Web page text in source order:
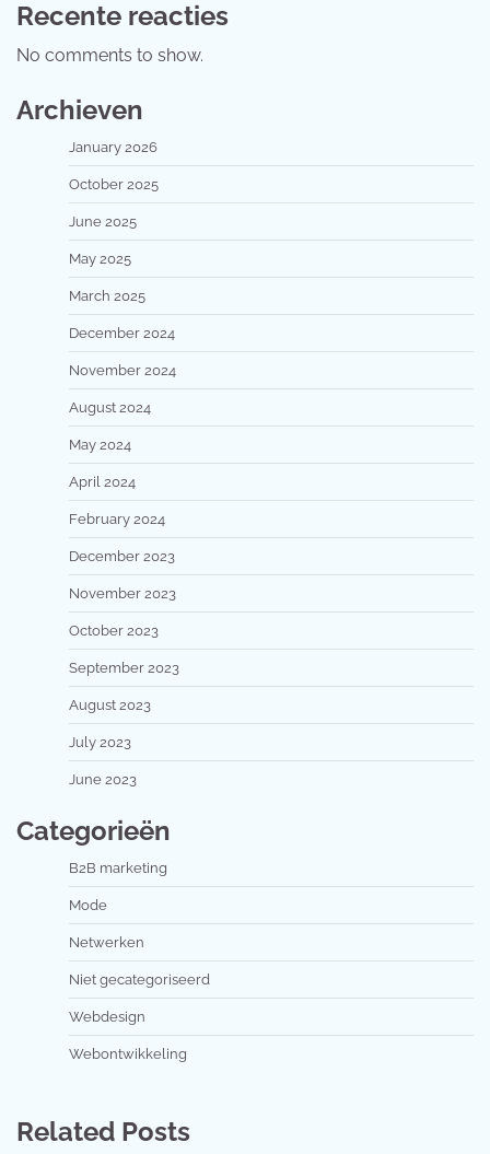
Recente reacties
No comments to show.
Archieven
January 2026
October 2025
June 2025
May 2025
March 2025
December 2024
November 2024
August 2024
May 2024
April 2024
February 2024
December 2023
November 2023
October 2023
September 2023
August 2023
July 2023
June 2023
Categorieën
B2B marketing
Mode
Netwerken
Niet gecategoriseerd
Webdesign
Webontwikkeling
Related Posts